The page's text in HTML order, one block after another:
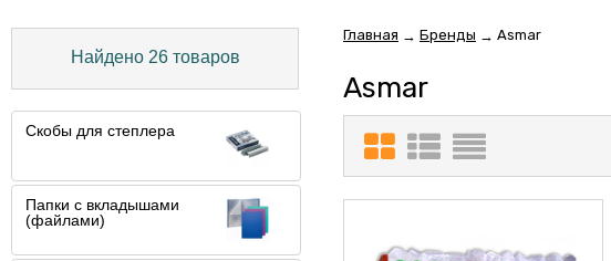
Найдено 26 товаров
Скобы для степлера
Папки с вкладышами
(файлами)
Главная → Бренды → Asmar
Asmar